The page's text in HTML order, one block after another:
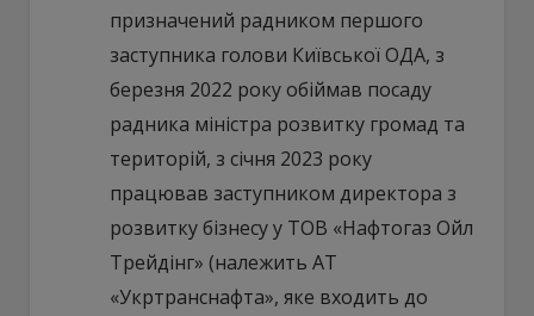
призначений радником першого
заступника голови Київської ОДА, з
березня 2022 року обіймав посаду
радника міністра розвитку громад та
територій, з січня 2023 року
працював заступником директора з
розвитку бізнесу у ТОВ «Нафтогаз Ойл
Трейдінг» (належить АТ
«Укртранснафта», яке входить до